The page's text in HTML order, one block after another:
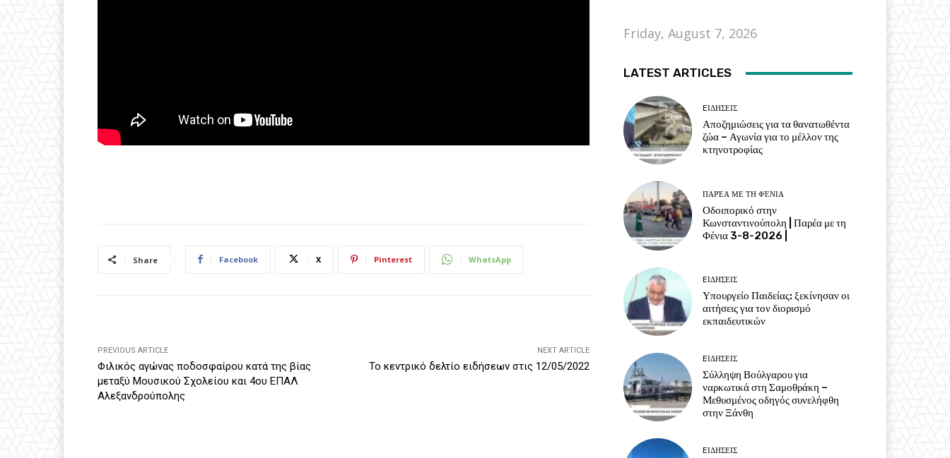
Share Facebook X Pinterest WhatsApp
PREVIOUS ARTICLE
Φιλικός αγώνας ποδοσφαίρου κατά της βίας
μεταξύ Μουσικού Σχολείου και 4ου ΕΠΑΛ
Αλεξανδρούπολης
NEXT ARTICLE
Το κεντρικό δελτίο ειδήσεων στις 12/05/2022
Friday, August 7, 2026
LATEST ARTICLES
EΙΔΗΣΕΙΣ
Αποζημιώσεις για τα θανατωθέντα
ζώα – Αγωνία για το μέλλον της
κτηνοτροφίας
ΠΑΡΈΑ ΜΕ ΤΗ ΦΈΝΙΑ
Οδοιπορικό στην
Κωνσταντινούπολη | Παρέα με τη
Φένια 3-8-2026 |
EΙΔΗΣΕΙΣ
Υπουργείο Παιδείας: ξεκίνησαν οι
αιτήσεις για τον διορισμό
εκπαιδευτικών
EΙΔΗΣΕΙΣ
Σύλληψη Βούλγαρου για
ναρκωτικά στη Σαμοθράκη –
Μεθυσμένος οδηγός συνελήφθη
στην Ξάνθη
EΙΔΗΣΕΙΣ